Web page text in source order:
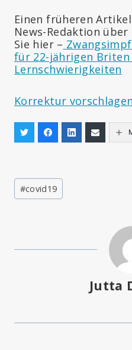
Einen früheren
News-Redaktion
Sie hier –
für 22-jährigen
Lernschwierigkeiten
Korrektur vorschlagen
Beitrags
Tags:
#covid19
Jutta